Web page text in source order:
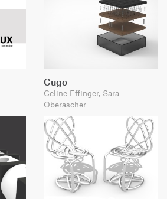
Cugo
Celine Effinger, Sara
Oberascher